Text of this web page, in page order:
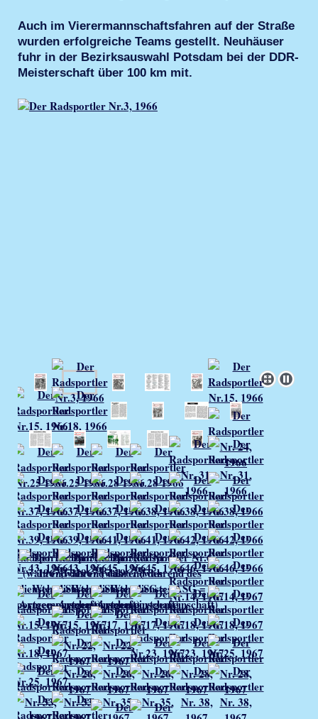
Auch im Vierermannschaftsfahren auf der Straße
wurden erfolgreiche Teams gestellt. Neuhäuser
fuhr in der Bezirksauswahl Potsdam bei der DDR-
Meisterschaft über 100 km mit.